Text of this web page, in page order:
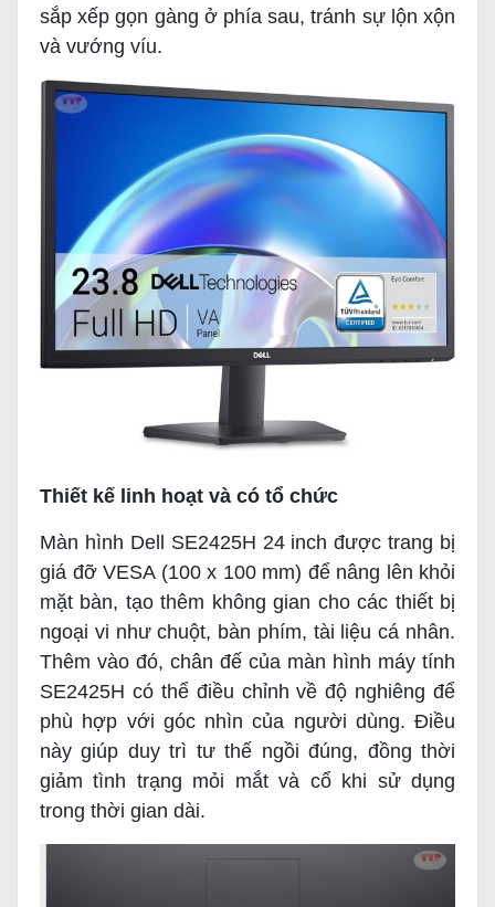
sắp xếp gọn gàng ở phía sau, tránh sự lộn xộn
và vướng víu.
Thiết kế linh hoạt và có tổ chức
Màn hình Dell SE2425H 24 inch được trang bị
giá đỡ VESA (100 x 100 mm) để nâng lên khỏi
mặt bàn, tạo thêm không gian cho các thiết bị
ngoại vi như chuột, bàn phím, tài liệu cá nhân.
Thêm vào đó, chân đế của màn hình máy tính
SE2425H có thể điều chỉnh về độ nghiêng để
phù hợp với góc nhìn của người dùng. Điều
này giúp duy trì tư thế ngồi đúng, đồng thời
giảm tình trạng mỏi mắt và cổ khi sử dụng
trong thời gian dài.